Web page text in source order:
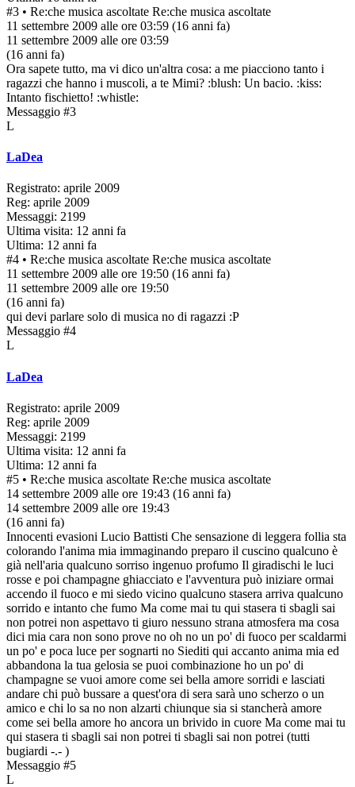
#3 • Re:che musica ascoltate Re:che musica ascoltate
11 settembre 2009 alle ore 03:59 (16 anni fa)
11 settembre 2009 alle ore 03:59
(16 anni fa)
Ora sapete tutto, ma vi dico un'altra cosa: a me piacciono tanto i
ragazzi che hanno i muscoli, a te Mimi? :blush: Un bacio. :kiss:
Intanto fischietto! :whistle:
Messaggio #3
L
LaDea
Registrato: aprile 2009
Reg: aprile 2009
Messaggi: 2199
Ultima visita: 12 anni fa
Ultima: 12 anni fa
#4 • Re:che musica ascoltate Re:che musica ascoltate
11 settembre 2009 alle ore 19:50 (16 anni fa)
11 settembre 2009 alle ore 19:50
(16 anni fa)
qui devi parlare solo di musica no di ragazzi :P
Messaggio #4
L
LaDea
Registrato: aprile 2009
Reg: aprile 2009
Messaggi: 2199
Ultima visita: 12 anni fa
Ultima: 12 anni fa
#5 • Re:che musica ascoltate Re:che musica ascoltate
14 settembre 2009 alle ore 19:43 (16 anni fa)
14 settembre 2009 alle ore 19:43
(16 anni fa)
Innocenti evasioni Lucio Battisti Che sensazione di leggera follia sta
colorando l'anima mia immaginando preparo il cuscino qualcuno è
già nell'aria qualcuno sorriso ingenuo profumo Il giradischi le luci
rosse e poi champagne ghiacciato e l'avventura può iniziare ormai
accendo il fuoco e mi siedo vicino qualcuno stasera arriva qualcuno
sorrido e intanto che fumo Ma come mai tu qui stasera ti sbagli sai
non potrei non aspettavo ti giuro nessuno strana atmosfera ma cosa
dici mia cara non sono prove no oh no un po' di fuoco per scaldarmi
un po' e poca luce per sognarti no Siediti qui accanto anima mia ed
abbandona la tua gelosia se puoi combinazione ho un po' di
champagne se vuoi amore come sei bella amore sorridi e lasciati
andare chi può bussare a quest'ora di sera sarà uno scherzo o un
amico e chi lo sa no non alzarti chiunque sia si stancherà amore
come sei bella amore ho ancora un brivido in cuore Ma come mai tu
qui stasera ti sbagli sai non potrei ti sbagli sai non potrei (tutti
bugiardi -.- )
Messaggio #5
L